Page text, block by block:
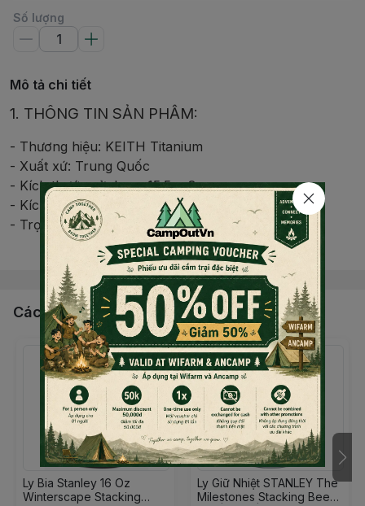
Số lượng
Mô tả chi tiết
1. THÔNG TIN SẢN PHẨM:
- Thương hiệu: KEITH Titanium
- Xuất xứ: Trung Quốc
- Kích thước sử dụng: 15.5 x 8 cm
- Kích thước gấp gọn: 6.8 x 7.8 cm
- Trọng lượng: 108 g
- Thể tích: 220 ml
- Chất liệu: Titanium
Đọc thêm nội dung
Các sản phẩm, dịch vụ khác
Ly Bia Stanley 16 Oz
Winterscape Stacking
Ly Giữ Nhiệt STANLEY The
Milestones Stacking Beer